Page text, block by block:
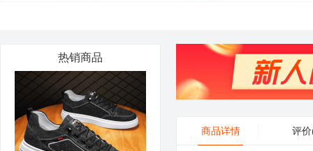
热销商品
商品详情 评价